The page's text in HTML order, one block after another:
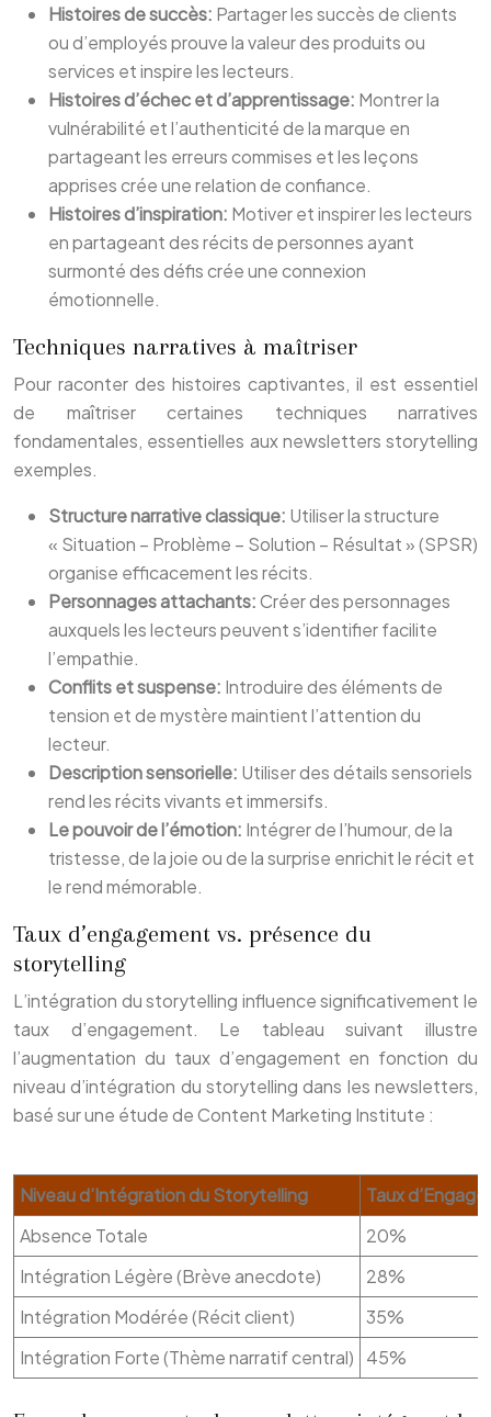
Histoires de succès: Partager les succès de clients
ou d’employés prouve la valeur des produits ou
services et inspire les lecteurs.
Histoires d’échec et d’apprentissage: Montrer la
vulnérabilité et l’authenticité de la marque en
partageant les erreurs commises et les leçons
apprises crée une relation de confiance.
Histoires d’inspiration: Motiver et inspirer les lecteurs
en partageant des récits de personnes ayant
surmonté des défis crée une connexion
émotionnelle.
Techniques narratives à maîtriser
Pour raconter des histoires captivantes, il est essentiel
de maîtriser certaines techniques narratives
fondamentales, essentielles aux newsletters storytelling
exemples.
Structure narrative classique: Utiliser la structure
« Situation – Problème – Solution – Résultat » (SPSR)
organise efficacement les récits.
Personnages attachants:Créer des personnages
auxquels les lecteurs peuvent s’identifier facilite
l’empathie.
Conflits et suspense: Introduire des éléments de
tension et de mystère maintient l’attention du
lecteur.
Description sensorielle: Utiliser des détails sensoriels
rend les récits vivants et immersifs.
Le pouvoir de l’émotion: Intégrer de l’humour, de la
tristesse, de la joie ou de la surprise enrichit le récit et
le rend mémorable.
Taux d’engagement vs. présence du
storytelling
L’intégration du storytelling influence significativement le
taux d’engagement. Le tableau suivant illustre
l’augmentation du taux d’engagement en fonction du
niveau d’intégration du storytelling dans les newsletters,
basé sur une étude de Content Marketing Institute :
Niveau d’Intégration du Storytelling
Taux
Absence Totale
20%
Intégration Légère (Brève anecdote)
28%
Intégration Modérée (Récit client)
35%
Intégration Forte (Thème narratif central)
45%